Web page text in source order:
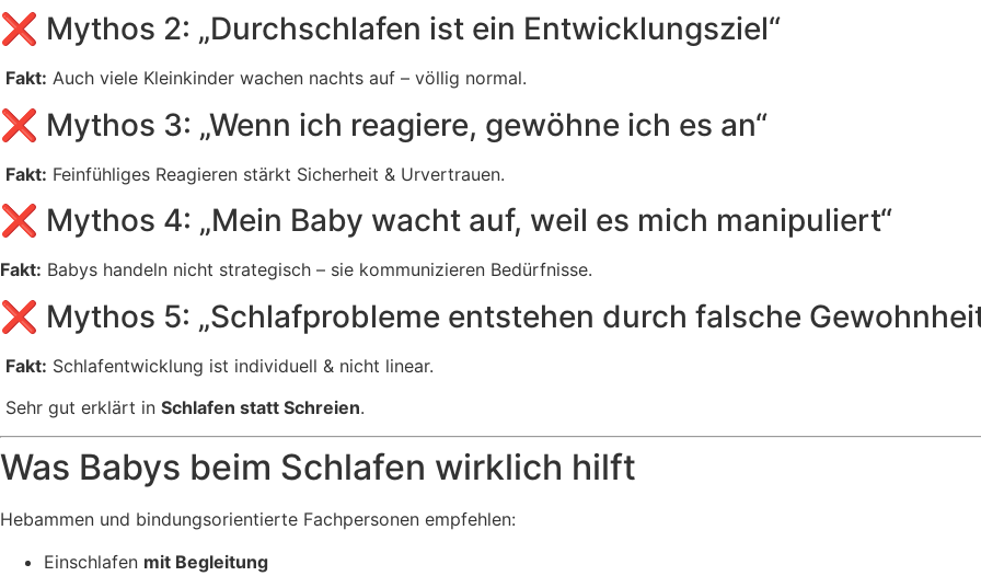
❌ Mythos 2: „Durchschlafen ist ein Entwicklungsziel“
Fakt: Auch viele Kleinkinder wachen nachts auf – völlig normal.
❌ Mythos 3: „Wenn ich reagiere, gewöhne ich es an“
Fakt: Feinfühliges Reagieren stärkt Sicherheit & Urvertrauen.
❌ Mythos 4: „Mein Baby wacht auf, weil es mich manipuliert“
Fakt: Babys handeln nicht strategisch – sie kommunizieren Bedürfnisse.
❌ Mythos 5: „Schlafprobleme entstehen durch falsche
Fakt: Schlafentwicklung ist individuell & nicht linear.
Sehr gut erklärt in Schlafen statt Schreien.
Was Babys beim Schlafen wirklich hilft
Hebammen und bindungsorientierte Fachpersonen empfehlen:
Einschlafen mit Begleitung